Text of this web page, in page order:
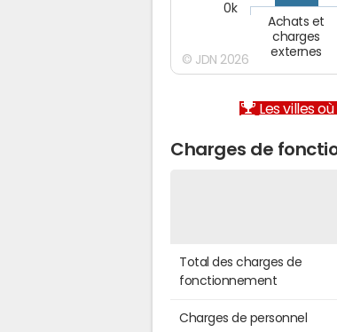
Achats et
charges
externes
0k
© JDN 2026
Les villes
Charges de
Total des charges de
fonctionnement
Charges de personnel